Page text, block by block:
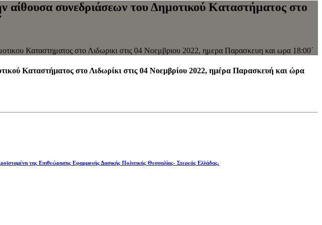
αίθουσα συνεδριάσεων του Δημοτικού Καταστήματος στο
Καταστηματος στο Λιδωρικι στις 04 Νοεμβριου 2022, ημερα Παρασκευη και ωρα 18:00΄
Καταστήματος στο Λιδωρίκι στις 04 Νοεμβρίου 2022, ημέρα Παρασκευή και ώρα
της Επιθεώρησης Εφαρμογής Δασικής Πολιτικής Θεσσαλίας- Στερεάς Ελλάδας.